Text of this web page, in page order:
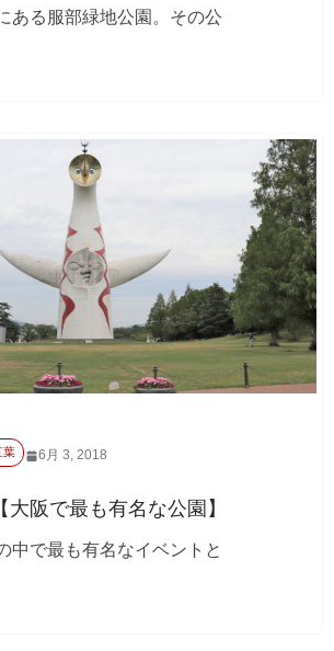
ある服部緑地公園。その公
6月 3, 2018
葉
阪で最も有名な公園】
中で最も有名なイベントと